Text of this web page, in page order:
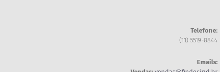
Telefone:
(11) 5519-8844
Emails: